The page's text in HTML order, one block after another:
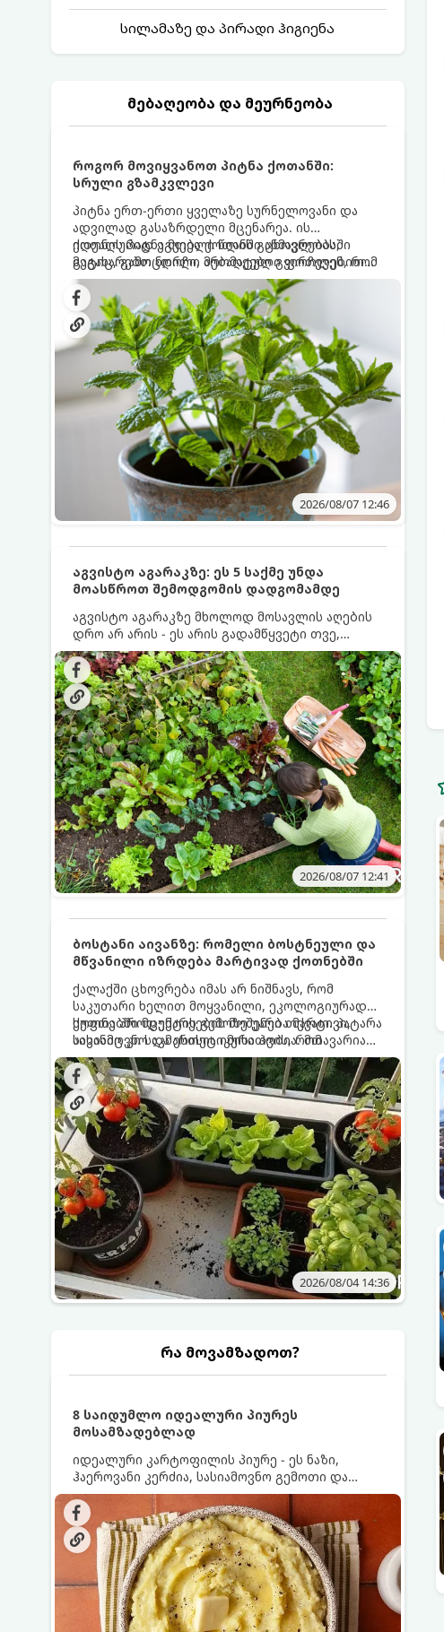
სილამაზე და პირადი ჰიგიენა
მებაღეობა და მეურნეობა
როგორ მოვიყვანოთ პიტნა ქოთანში:
სრული გზამკვლევი
პიტნა ერთ-ერთი ყველაზე სურნელოვანი და
ადვილად გასაზრდელი მცენარეა. ის
იდეალურად ეგუება ქოთანში ცხოვრებას,
მეტიც, გამოცდილი მებაღეები გვირჩევენ, რომ
პიტნა მხოლოდ ქოთანში მოვიყვანოთ, რადგან
ღია გრუნტში (ბაღში) დარგვისას ის ფესვებით
ძალიან სწრაფად ვრცელდება და სხვა
მცენარეებს ავიწროებს.
ქოთნის პიტნა მთელი წლის განმავლობაში
გაგახარებთ ნორჩი, არომატული ფოთლებით
ჩაის, ლიმონათისა თუ კერძებისთვის.
2026/08/07 12:46
აგვისტო აგარაკზე: ეს 5 საქმე უნდა
მოასწროთ შემოდგომის დადგომამდე
აგვისტო აგარაკზე მხოლოდ მოსავლის აღების
დრო არ არის - ეს არის გადამწყვეტი თვე,
როდესაც საფუძველი ეყრება მომავალი წლის
მოსავალს და ბაღი მზადდება შემოდგომა-
ზამთრის სეზონისთვის. იმისათვის, რომ
ნიადაგმა ენერგია აღიდგინოს, ხოლო
მცენარეებმა ზამთარს გაუძლონ, აგვისტოს
ბოლომდე 5 მნიშვნელოვანი საქმის გაკეთება
უნდა მოასწროთ:
2026/08/07 12:41
ბოსტანი აივანზე: რომელი ბოსტნეული და
მწვანილი იზრდება მარტივად ქოთნებში
ქალაქში ცხოვრება იმას არ ნიშნავს, რომ
საკუთარი ხელით მოყვანილი, ეკოლოგიურად
სუფთა პროდუქტის გემოზე უარი თქვათ. პატარა
აივანიც კი საკმარისია იმისათვის, რომ
მოიწყოთ მინი-ბოსტანი, საიდანაც
ყოველდღიურად ახალ, არომატულ მწვანილსა
და ბოსტნეულს მოკრეფთ.
ქოთნებში მცენარეების მოშენება მარტივი,
სასიამოვნო და ესთეტიკური ჰობია. მთავარია
იცოდეთ, რომელი კულტურები ეგუებიან
ქოთნის პირობებს ყველაზე კარგად და როგორ
მოუაროთ მათ სწორად.
2026/08/04 14:36
რა მოვამზადოთ?
8 საიდუმლო იდეალური პიურეს
მოსამზადებლად
იდეალური კარტოფილის პიურე - ეს ნაზი,
ჰაეროვანი კერძია, სასიამოვნო გემოთი და
ნაღების-მოყვითალო ფერით. მისი მომზადება
ძალიან მარტივია, მაგრამ არსებობს რამდენიმე
საიდუმლო, რომლებიც უნდა იცოდეთ, რომ
პიურე იდეალურად გემრიელი გამოვიდეს.